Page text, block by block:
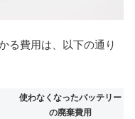
る費用は、以下の通り
使わなくなったバッテリー
の廃棄費用